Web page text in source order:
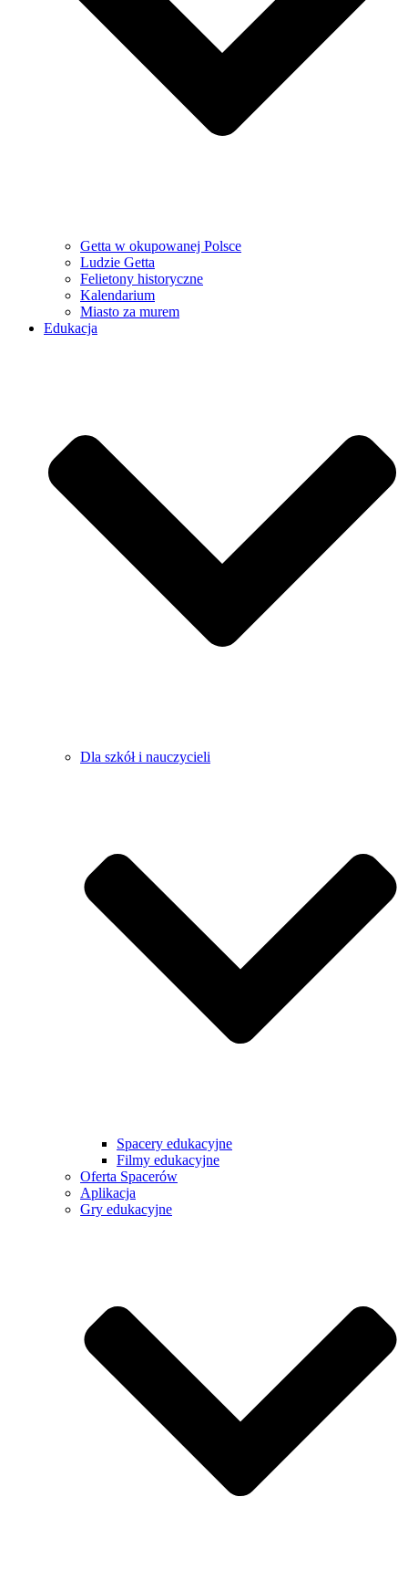
Getta w okupowanej Polsce
Ludzie Getta
Felietony historyczne
Kalendarium
Miasto za murem
Edukacja
Dla szkół i nauczycieli
Spacery edukacyjne
Filmy edukacyjne
Oferta Spacerów
Aplikacja
Gry edukacyjne